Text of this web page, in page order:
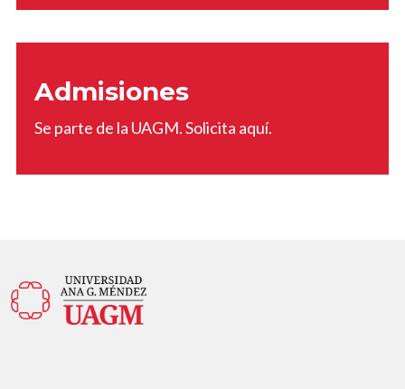
Admisiones
Se parte de la UAGM. Solicita aquí.